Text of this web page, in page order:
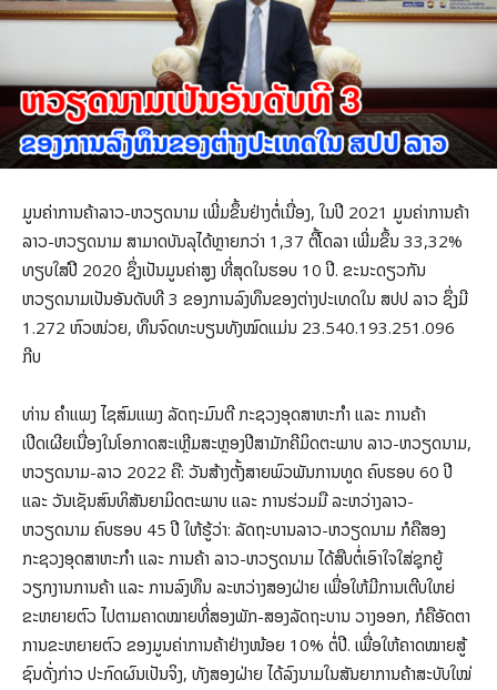
ມູນຄ່າການຄ້າລາວ-ຫວຽດນາມ ເພີ່ມຂຶ້ນຢ່າງຕໍ່ເນື່ອງ, ໃນປີ 2021 ມູນຄ່າການຄ້າ
ລາວ-ຫວຽດນາມ ສາມາດບັນລຸໄດ້ຫຼາຍກວ່າ 1,37 ຕື້ໂດລາ ເພີ່ມຂຶ້ນ 33,32%
ທຽບໃສ່ປີ 2020 ຊຶ່ງເປັນມູນຄ່າສູງ ທີ່ສຸດໃນຮອບ 10 ປີ. ຂະນະດຽວກັນ
ຫວຽດນາມເປັນອັນດັບທີ 3 ຂອງການລົງທຶນຂອງຕ່າງປະເທດໃນ ສປປ ລາວ ຊຶ່ງມີ
1.272 ຫົວໜ່ວຍ, ທຶນຈົດທະບຽນທັງໝົດແມ່ນ 23.540.193.251.096
ກີບ
ທ່ານ ຄໍາແພງ ໄຊສົມແພງ ລັດຖະມົນຕີ ກະຊວງອຸດສາຫະກໍາ ແລະ ການຄ້າ
ເປີດເຜີຍເນື່ອງໃນໂອກາດສະເຫຼີມສະຫຼອງປີສາມັກຄີມິດຕະພາບ ລາວ-ຫວຽດນາມ,
ຫວຽດນາມ-ລາວ 2022 ຄື: ວັນສ້າງຕັ້ງສາຍພົວພັນການທູດ ຄົບຮອບ 60 ປີ
ແລະ ວັນເຊັນສົນທິສັນຍາມິດຕະພາບ ແລະ ການຮ່ວມມື ລະຫວ່າງລາວ-
ຫວຽດນາມ ຄົບຮອບ 45 ປີ ໃຫ້ຮູ້ວ່າ: ລັດຖະບານລາວ-ຫວຽດນາມ ກໍຄືສອງ
ກະຊວງອຸດສາຫະກໍາ ແລະ ການຄ້າ ລາວ-ຫວຽດນາມ ໄດ້ສືບຕໍ່ເອົາໃຈໃສ່ຊຸກຍູ້
ວຽກງານການຄ້າ ແລະ ການລົງທຶນ ລະຫວ່າງສອງຝ່າຍ ເພື່ອໃຫ້ມີການເຕີບໃຫຍ່
ຂະຫຍາຍຕົວ ໄປຕາມຄາດໝາຍທີ່ສອງພັກ-ສອງລັດຖະບານ ວາງອອກ, ກໍຄືອັດຕາ
ການຂະຫຍາຍຕົວ ຂອງມູນຄ່າການຄ້າຢ່າງໜ້ອຍ 10% ຕໍ່ປີ. ເພື່ອໃຫ້ຄາດໝາຍສູ້
ຊົນດັ່ງກ່າວ ປະກົດຜົນເປັນຈິງ, ທັງສອງຝ່າຍ ໄດ້ລົງນາມໃນສັນຍາການຄ້າສະບັບໃໝ່